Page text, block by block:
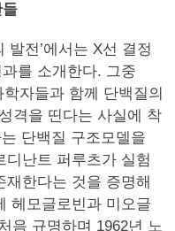
발전’에서는 X선 결정
를 소개한다. 그중
자들과 함께 단백질의
격을 띤다는 사실에 착
는 단백질 구조모델을
디난트 퍼루츠가 실험
한다는 것을 증명해
헤모글로빈과 미오글
음 규명하며 1962년 노